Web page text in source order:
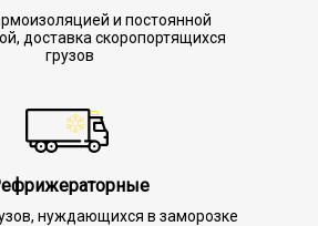
и постоянной
доставка скоропортящихся
грузов
нуждающихся в заморозке